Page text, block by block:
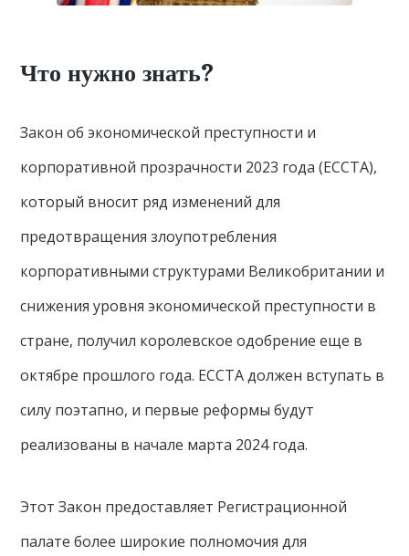
Что нужно знать?
Закон об экономической преступности и
корпоративной прозрачности 2023 года (ECCTA),
который вносит ряд изменений для
предотвращения злоупотребления
корпоративными структурами Великобритании и
снижения уровня экономической преступности в
стране, получил королевское одобрение еще в
октябре прошлого года. ECCTA должен вступать в
силу поэтапно, и первые реформы будут
реализованы в начале марта 2024 года.
Этот Закон предоставляет Регистрационной
палате более широкие полномочия для